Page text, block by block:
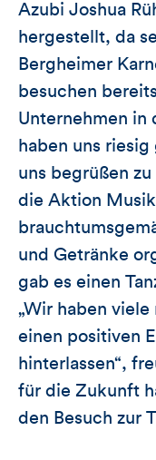
Azubi Joshua
hergestellt, da
Bergheimer
besuchen
Unternehmen in
haben uns
uns begrüßen
die Aktion
und Getränke
gab es einen
„Wir haben
einen positiven
hinterlassen“,
für die Zukunft
den Besuch zur